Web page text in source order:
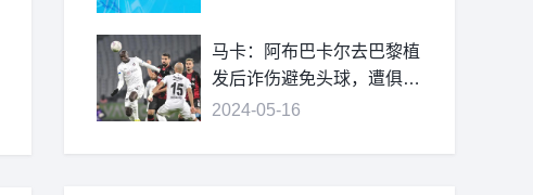
马卡：阿布巴卡尔去巴黎植
发后诈伤避免头球，遭俱乐
部处罚
2024-05-16